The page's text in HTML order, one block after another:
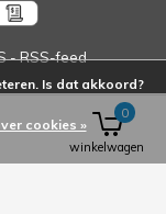
-RSS-feed
winkelwagen
0
Is dat akkoord?
cookies »